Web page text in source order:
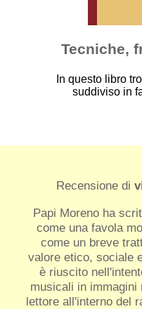
Tecniche,
In questo libro
suddiviso in
Recensione di
Papi Moreno ha
come una favola
come un breve
valore etico, sociale
è riuscito
musicali in
lettore all'interno del